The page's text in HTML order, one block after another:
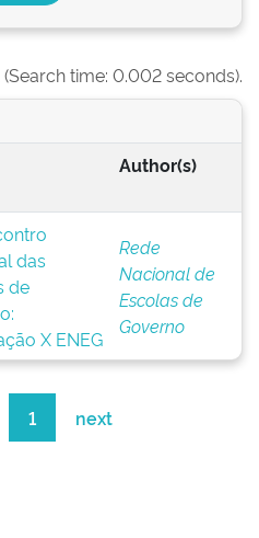
(Search time: 0.002 seconds).
Author(s)
das
de
X ENEG
Rede
Nacional de
Escolas de
Governo
1 next